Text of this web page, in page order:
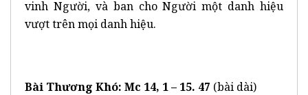
vinh Người, và ban cho Người một danh hiệu
vượt trên mọi danh hiệu.
Bài Thương Khó: Mc 14, 1 – 15. 47 (bài dài)